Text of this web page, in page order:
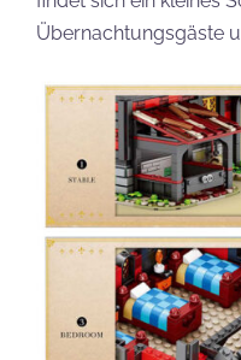
Übernachtungsgäste